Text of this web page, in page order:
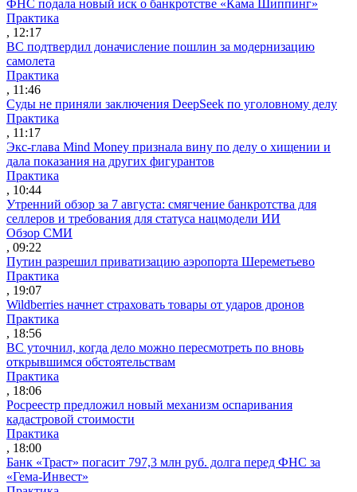
ФНС подала новый иск о банкротстве «Кама Шиппинг»
Практика
, 12:17
ВС подтвердил доначисление пошлин за модернизацию
самолета
Практика
, 11:46
Суды не приняли заключения DeepSeek по уголовному делу
Практика
, 11:17
Экс-глава Mind Money признала вину по делу о хищении и
дала показания на других фигурантов
Практика
, 10:44
Утренний обзор за 7 августа: смягчение банкротства для
селлеров и требования для статуса нацмодели ИИ
Обзор СМИ
, 09:22
Путин разрешил приватизацию аэропорта Шереметьево
Практика
, 19:07
Wildberries начнет страховать товары от ударов дронов
Практика
, 18:56
ВС уточнил, когда дело можно пересмотреть по вновь
открывшимся обстоятельствам
Практика
, 18:06
Росреестр предложил новый механизм оспаривания
кадастровой стоимости
Практика
, 18:00
Банк «Траст» погасит 797,3 млн руб. долга перед ФНС за
«Гема-Инвест»